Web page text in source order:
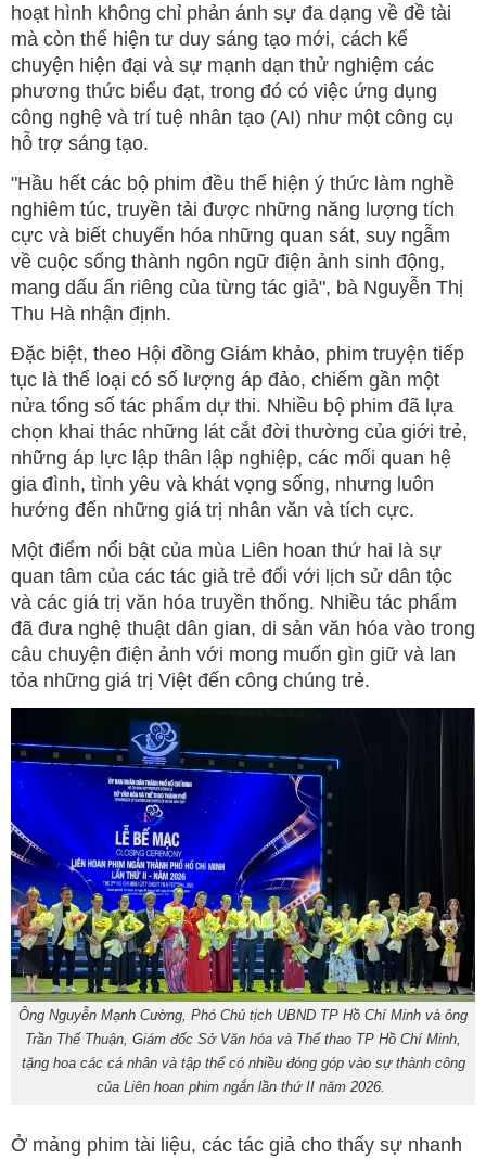
hoạt hình không chỉ phản ánh sự đa dạng về đề tài
mà còn thể hiện tư duy sáng tạo mới, cách kể
chuyện hiện đại và sự mạnh dạn thử nghiệm các
phương thức biểu đạt, trong đó có việc ứng dụng
công nghệ và trí tuệ nhân tạo (AI) như một công cụ
hỗ trợ sáng tạo.
"Hầu hết các bộ phim đều thể hiện ý thức làm nghề
nghiêm túc, truyền tải được những năng lượng tích
cực và biết chuyển hóa những quan sát, suy ngẫm
về cuộc sống thành ngôn ngữ điện ảnh sinh động,
mang dấu ấn riêng của từng tác giả", bà Nguyễn Thị
Thu Hà nhận định.
Đặc biệt, theo Hội đồng Giám khảo, phim truyện tiếp
tục là thể loại có số lượng áp đảo, chiếm gần một
nửa tổng số tác phẩm dự thi. Nhiều bộ phim đã lựa
chọn khai thác những lát cắt đời thường của giới trẻ,
những áp lực lập thân lập nghiệp, các mối quan hệ
gia đình, tình yêu và khát vọng sống, nhưng luôn
hướng đến những giá trị nhân văn và tích cực.
Một điểm nổi bật của mùa Liên hoan thứ hai là sự
quan tâm của các tác giả trẻ đối với lịch sử dân tộc
và các giá trị văn hóa truyền thống. Nhiều tác phẩm
đã đưa nghệ thuật dân gian, di sản văn hóa vào trong
câu chuyện điện ảnh với mong muốn gìn giữ và lan
tỏa những giá trị Việt đến công chúng trẻ.
Ông Nguyễn Mạnh Cường, Phó Chủ tịch UBND TP Hồ Chí Minh và ông
Trần Thế Thuận, Giám đốc Sở Văn hóa và Thể thao TP Hồ Chí Minh,
tặng hoa các cá nhân và tập thể có nhiều đóng góp vào sự thành công
của Liên hoan phim ngắn lần thứ II năm 2026.
Ở mảng phim tài liệu, các tác giả cho thấy sự nhanh